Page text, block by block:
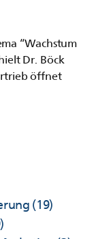
“Wachstum
Dr. Böck
öffnet
(19)